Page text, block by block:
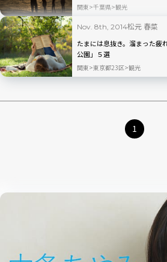
関東 千葉県 観光
Nov. 8th, 2014松元 春菜
たまには息抜き。溜まった疲
公園」５選
関東 東京都23区 観光
1